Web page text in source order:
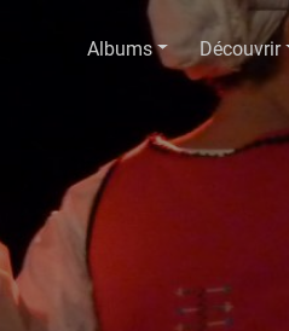
Albums Découvrir